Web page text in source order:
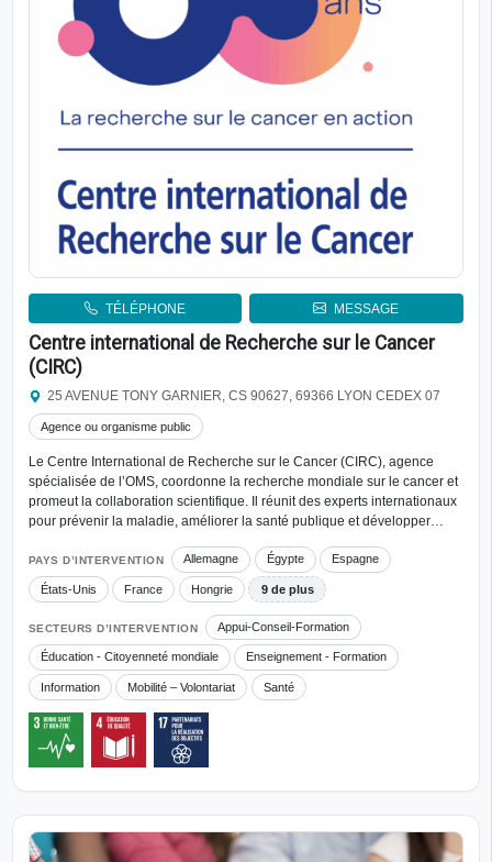
TÉLÉPHONE MESSAGE
Centre international de Recherche sur le Cancer
(CIRC)
25 AVENUE TONY GARNIER, CS 90627, 69366 LYON CEDEX 07
Agence ou organisme public
Le Centre International de Recherche sur le Cancer (CIRC), agence
spécialisée de l’OMS, coordonne la recherche mondiale sur le cancer et
promeut la collaboration scientifique. Il réunit des experts internationaux
pour prévenir la maladie, améliorer la santé publique et développer…
PAYS D’INTERVENTION Allemagne Égypte Espagne
États-Unis France Hongrie 9 de plus
SECTEURS D’INTERVENTION Appui-Conseil-Formation
Éducation - Citoyenneté mondiale Enseignement - Formation
Information Mobilité – Volontariat Santé